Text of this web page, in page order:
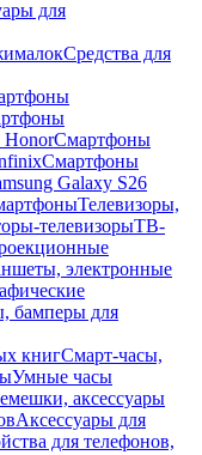
для
Средства для
Смартфоны
Смартфоны
Galaxy S26
Телевизоры,
телевизорыТВ-
электронные
бамперы для
книгСмарт-часы,
Умные часы
аксессуары
Аксессуары для
для телефонов,